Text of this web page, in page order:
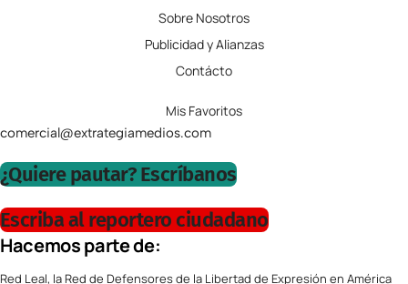
Sobre Nosotros
Publicidad y Alianzas
Contácto
Mis Favoritos
comercial@extrategiamedios.com
¿Quiere pautar? Escríbanos
Escriba al reportero ciudadano
Hacemos parte de:
Red Leal, la Red de Defensores de la Libertad de Expresión en América